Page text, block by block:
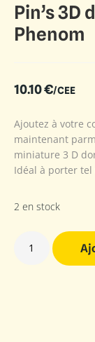
Pin’s 3D
Phenom
10.10€/CEE
Ajoutez à votre
maintenant
miniature 3 D
Idéal à porter
2 en stock